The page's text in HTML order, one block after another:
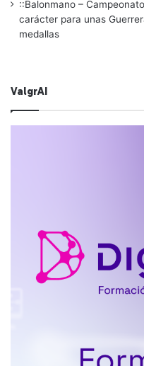
::Balonmano –
carácter para unas
medallas
ValgrAI